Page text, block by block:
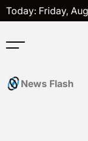
Skip
to
Today: Friday,
News Flash
do controle